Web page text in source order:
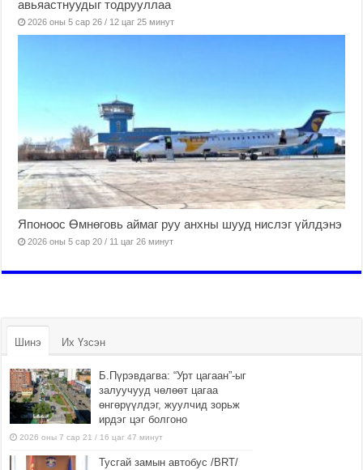
авьяастнуудыг тодрууллаа
2026 оны 5 сар 26 / 12 цаг 25 минут
Японоос Өмнөговь аймаг руу анхны шууд нислэг үйлдэнэ
2026 оны 5 сар 20 / 11 цаг 26 минут
Шинэ Их Үзсэн
Б.Пүрэвдагва: “Урт цагаан”-ыг
залуучууд чөлөөт цагаа
өнгөрүүлдэг, жуулчид зорьж
ирдэг цэг болгоно
2026 оны 7 сар 21 / 16 цаг 47 минут
Тусгай замын автобус /BRT/